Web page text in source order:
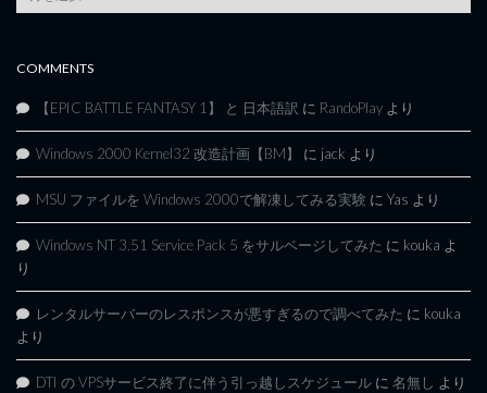
Archives
COMMENTS
【EPIC BATTLE FANTASY 1】 と 日本語訳 に RandoPlay より
Windows 2000 Kernel32 改造計画【BM】 に jack より
MSU ファイルを Windows 2000で解凍してみる実験 に Yas より
Windows NT 3.51 Service Pack 5 をサルベージしてみた に kouka よ
り
レンタルサーバーのレスポンスが悪すぎるので調べてみた に kouka
より
DTI の VPSサービス終了に伴う引っ越しスケジュール に 名無し より